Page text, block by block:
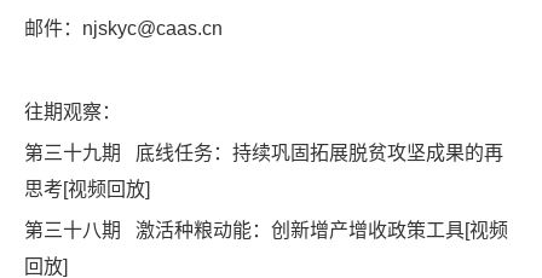
邮件：njskyc@caas.cn
往期观察：
第三十九期 底线任务：持续巩固拓展脱贫攻坚成果的再
思考[视频回放]
第三十八期 激活种粮动能：创新增产增收政策工具[视频
回放]